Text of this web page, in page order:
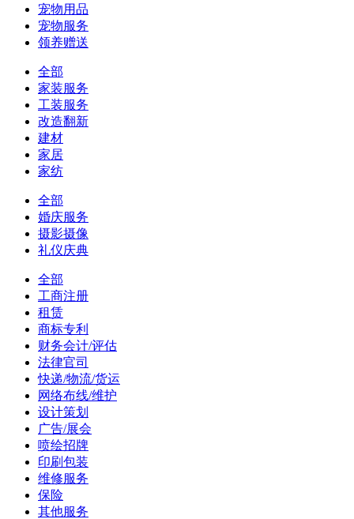
宠物用品
宠物服务
领养赠送
全部
家装服务
工装服务
改造翻新
建材
家居
家纺
全部
婚庆服务
摄影摄像
礼仪庆典
全部
工商注册
租赁
商标专利
财务会计/评估
法律官司
快递/物流/货运
网络布线/维护
设计策划
广告/展会
喷绘招牌
印刷包装
维修服务
保险
其他服务